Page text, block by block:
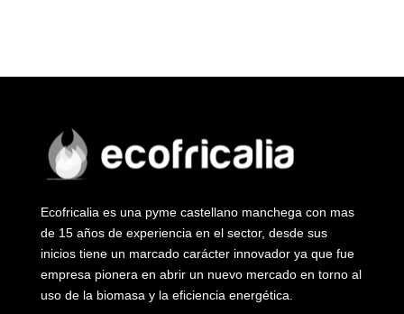
Ecofricalia es una pyme castellano manchega con mas
de 15 años de experiencia en el sector, desde sus
inicios tiene un marcado carácter innovador ya que fue
empresa pionera en abrir un nuevo mercado en torno al
uso de la biomasa y la eficiencia energética.